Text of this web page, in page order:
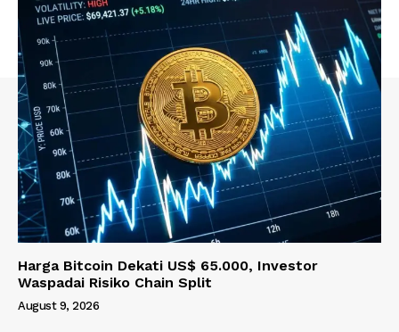
Harga Bitcoin Dekati US$ 65.000, Investor
Waspadai Risiko Chain Split
August 9, 2026